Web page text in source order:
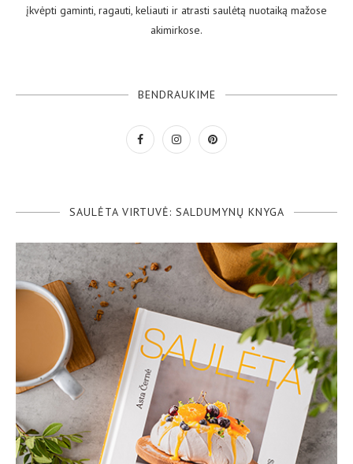
įkvėpti gaminti, ragauti, keliauti ir atrasti saulėtą nuotaiką mažose
akimirkose.
BENDRAUKIME
SAULĖTA VIRTUVĖ: SALDUMYNŲ KNYGA